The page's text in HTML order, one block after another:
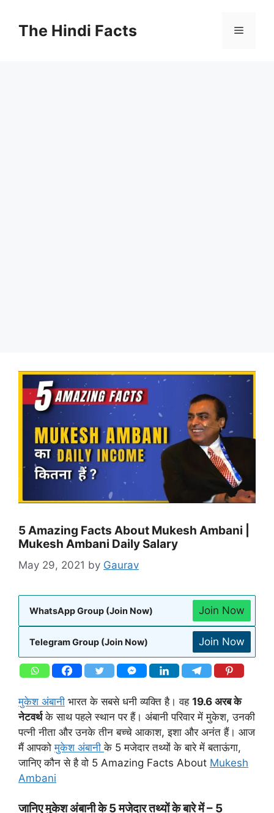
The Hindi Facts
5 Amazing Facts About Mukesh Ambani |
Mukesh Ambani Daily Salary
May 29, 2021 by Gaurav
WhatsApp Group (Join Now) Join Now
Telegram Group (Join Now) Join Now
मुकेश अंबानी भारत के सबसे धनी व्यक्ति है। वह 19.6 अरब के
नेटवर्थके साथ पहले स्थान पर हैं। अंबानी परिवार में मुकेश, उनकी
पत्नी नीता और उनके तीन बच्चे आकाश, इशा और अनंत हैं। आज
मैं आपकोमुकेश अंबानीके 5 मजेदार तथ्यों के बारे में बताऊंगा,
जानिए कौन से है वो 5 Amazing Facts About Mukesh
Ambani
जानिए मुकेश अंबानी के 5 मजेदार तथ्यों के बारे में – 5